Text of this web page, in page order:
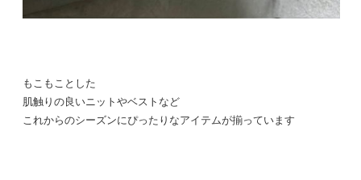
もこもことした
肌触りの良いニットやベストなど
これからのシーズンにぴったりなアイテムが揃っています